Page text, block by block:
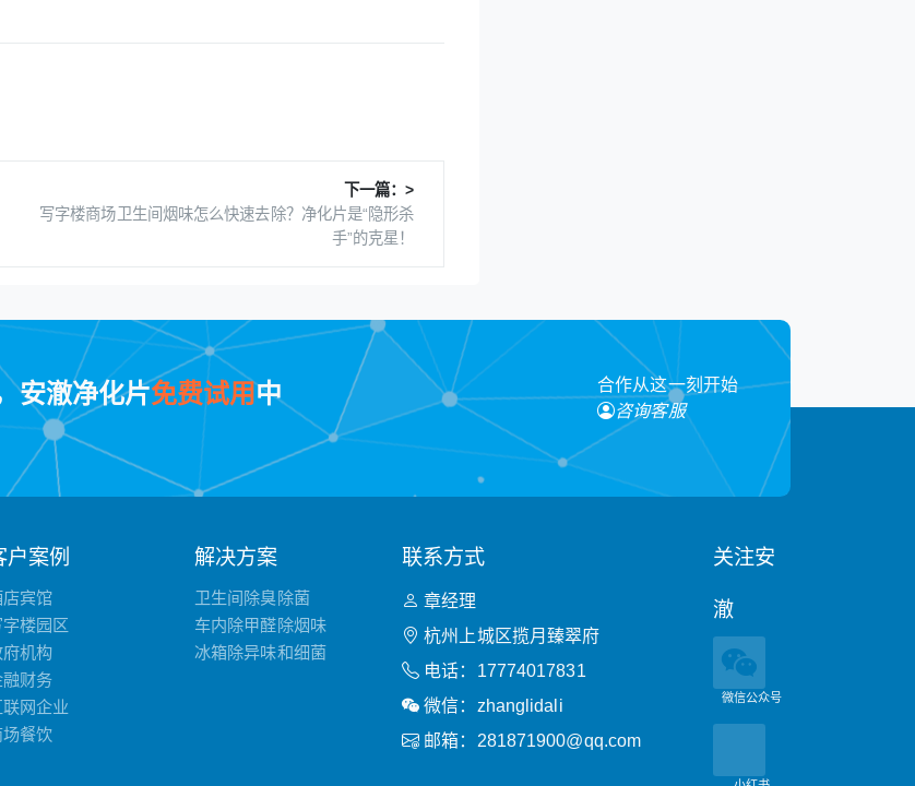
下一篇：>
写字楼商场卫生间烟味怎么快速去除？净化片是“隐形杀
手”的克星！
安澈净化片免费试用中
合作从这一刻开始
咨询客服
户案例
店宾馆
字楼园区
府机构
融财务
联网企业
场餐饮
解决方案
卫生间除臭除菌
车内除甲醛除烟味
冰箱除异味和细菌
联系方式
章经理
杭州上城区揽月臻翠府
电话：17774017831
微信：zhanglidali
邮箱：281871900@qq.com
关注安
澈
微信公众号